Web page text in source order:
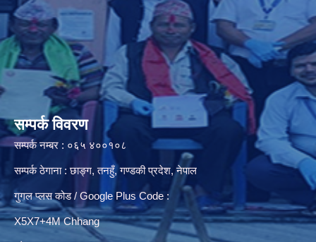
सम्पर्क विवरण
सम्पर्क नम्बर : ०६५ ४००१०८
सम्पर्क ठेगाना : छाङ्ग, तनहुँ, गण्डकी प्रदेश, नेपाल
गुगल प्लस कोड / Google Plus Code :
X5X7+4M Chhang